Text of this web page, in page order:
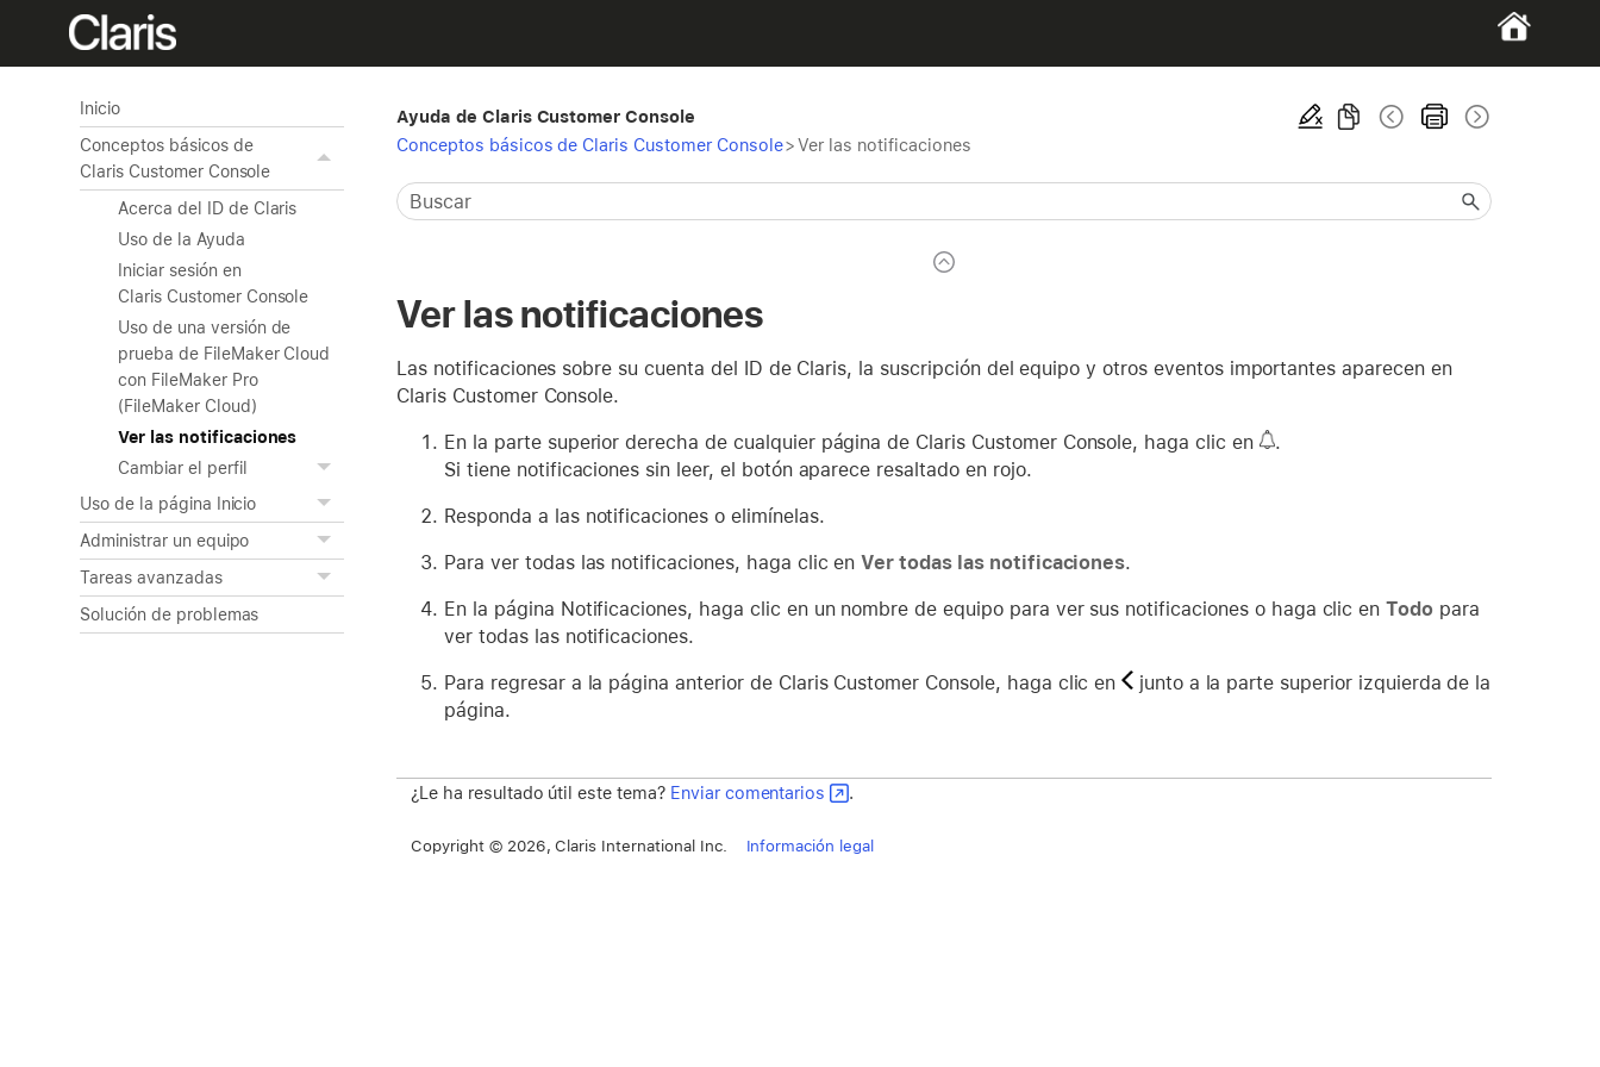
Inicio
Conceptos básicos de
Claris Customer Console
Acerca del ID de Claris
Uso de la Ayuda
Iniciar sesión en
Claris Customer Console
Uso de una versión de
prueba de FileMaker Cloud
con FileMaker Pro
(FileMaker Cloud)
Ver las notificaciones
Cambiar el perfil
Uso de la página Inicio
Administrar un equipo
Tareas avanzadas
Solución de problemas
Ayuda de Claris Customer Console
Conceptos básicos de Claris Customer Console> Ver las notificaciones
Ver las notificaciones
Las notificaciones sobre su cuenta del ID de Claris, la suscripción del equipo y otros eventos importantes aparecen en
Claris Customer Console.
En la parte superior derecha de cualquier página de Claris Customer Console, haga clic en
.
Si tiene notificaciones sin leer, el botón aparece resaltado en rojo.
Responda a las notificaciones o elimínelas.
Para ver todas las notificaciones, haga clic enVer todas las notificaciones.
En la página Notificaciones, haga clic en un nombre de equipo para ver sus notificaciones o haga clic enTodo para
ver todas las notificaciones.
Para regresar a la página anterior de Claris Customer Console, haga clic en junto a la parte superior izquierda de la
página.
¿Le ha resultado útil este tema? Enviar comentarios .
Copyright © 2026, Claris International Inc. Información legal